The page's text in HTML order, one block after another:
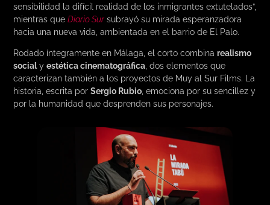
sensibilidad la difícil realidad de los inmigrantes extutelados”,
mientras queDiario Sur subrayó su mirada esperanzadora
hacia una nueva vida, ambientada en el barrio de El Palo.
Rodado íntegramente en Málaga, el corto combinarealismo
socialyestética cinematográfica , dos elementos que
caracterizan también a los proyectos de Muy al Sur Films. La
historia, escrita porSergio Rubio , emociona por su sencillez y
por la humanidad que desprenden sus personajes.